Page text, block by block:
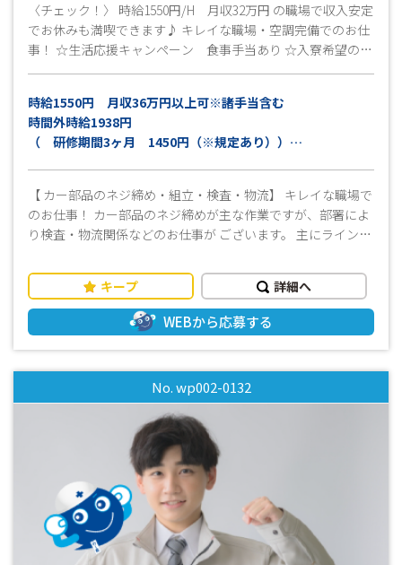
〈チェック！〉 時給1550円/H 月収32万円 の職場で収入安定
でお休みも満喫できます♪ キレイな職場・空調完備でのお仕
事！ ☆生活応援キャンペーン 食事手当あり ☆入寮希望の方
☆ 仙台市へ車で30分程度での立地にて寮部屋を設けておりま
ありますので住みやすさ抜群ですよ！ ☆寮費会社負担などの
福利厚生も設けてますので、気軽に寮住まいのご相談承りま
す☆ （※規定による） ◆お勤め情報◆ ・工場内2023年よ
り全敷地内禁煙！禁煙を計画している方にピッタリのお仕事
です。 ・就業場所への通勤は公共交通機関での利用が出来
ない為、自家用車通勤をお勧めします。
時給1550円 月収36万円以上可※諸手当含む
時間外時給1938円
（ 研修期間3ヶ月 1450円（※規定あり））
【 カー部品のネジ締め・組立・検査・物流】 キレイな職場で
のお仕事！ カー部品のネジ締めが主な作業ですが、部署によ
り検査・物流関係などのお仕事が ございます。 主にライン作
仕事できます。 ≪おすすめポイント≫ ・スタッフ在籍で只今
新しいお仕事仲間募集中！です。 ・製造未経験者大歓迎！し
っかり研修があるので製造経験のない方でも安心！！ ・社保
完備、有給付与（半年後10日） ・キャリアアップ、スキルア
ップ制度あり ・無期雇用への転換あり ・週払いあり ・個人
寮対応・寮費会社負担補助あり ・定年制あり ※上記、全て規
定あり※ 皆さまからのご応募、心よりお待ちしてます(^^)/
キープ 詳細へ
WEBから応募する
No. wp002-0132